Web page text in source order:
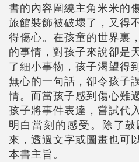
書的內容圍繞主角米米的
旅館裝飾被破壞了，又得
得傷心。在孩童的世界裏
的事情，對孩子來說卻是
了細小事物，孩子渴望得
無心的一句話，卻令孩子
情。而當孩子感到傷心難
孩子將事件表達，嘗試代
明白當刻的感受。除了
來，透過文字或圖畫也可
本書主旨。